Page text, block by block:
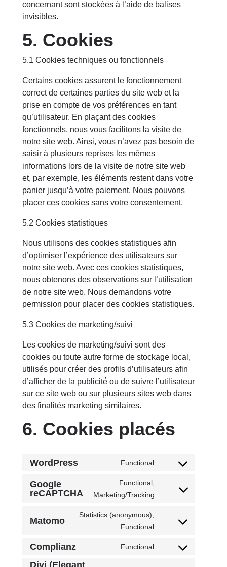
concernant sont stockées à l’aide de balises
invisibles.
5. Cookies
5.1 Cookies techniques ou fonctionnels
Certains cookies assurent le fonctionnement
correct de certaines parties du site web et la
prise en compte de vos préférences en tant
qu’utilisateur. En plaçant des cookies
fonctionnels, nous vous facilitons la visite de
notre site web. Ainsi, vous n’avez pas besoin de
saisir à plusieurs reprises les mêmes
informations lors de la visite de notre site web
et, par exemple, les éléments restent dans votre
panier jusqu’à votre paiement. Nous pouvons
placer ces cookies sans votre consentement.
5.2 Cookies statistiques
Nous utilisons des cookies statistiques afin
d’optimiser l’expérience des utilisateurs sur
notre site web. Avec ces cookies statistiques,
nous obtenons des observations sur l’utilisation
de notre site web. Nous demandons votre
permission pour placer des cookies statistiques.
5.3 Cookies de marketing/suivi
Les cookies de marketing/suivi sont des
cookies ou toute autre forme de stockage local,
utilisés pour créer des profils d’utilisateurs afin
d’afficher de la publicité ou de suivre l’utilisateur
sur ce site web ou sur plusieurs sites web dans
des finalités marketing similaires.
6. Cookies placés
WordPress Functional
Consent
service
Google
reCAPTCHA
Functional,
Marketing/Tracking
Consent
service
Matomo
Statistics (anonymous),
Functional
Consent
service
Complianz Functional
Consent
Divi (Elegant